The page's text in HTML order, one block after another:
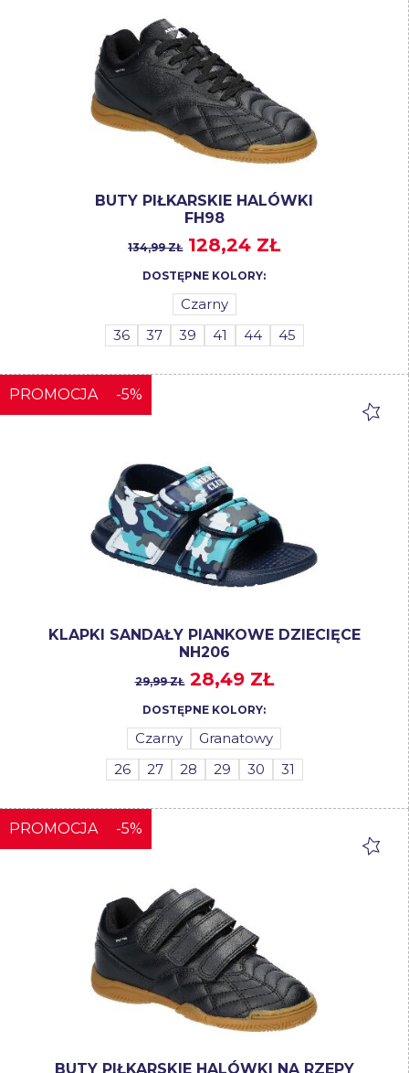
BUTY PIŁKARSKIE HALÓWKI
FH98
134,99 ZŁ 128,24 ZŁ
DOSTĘPNE KOLORY:
Czarny
36
37 39 41 44 45
PROMOCJA -5%
KLAPKI SANDAŁY PIANKOWE DZIECIĘCE
NH206
29,99 ZŁ 28,49 ZŁ
DOSTĘPNE KOLORY:
Czarny
Granatowy
26
27 28 29 30 31
PROMOCJA -5%
BUTY PIŁKARSKIE HALÓWKI NA RZEPY